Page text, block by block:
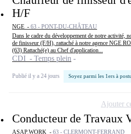
H/F
NGE - 63 - PONT-DU-CHÂTEAU
Dans le cadre du développement de notre activité,
de finisseur (F/H), rattaché à notre agence NGE
(63) Rattaché(e) au Chef d'application...
CDI - Temps plein
Publié il y a 24 jours Soyez parmi les 1ers à
Conducteur de Travaux
ASAP.WORK - 63 - CLERMONT-FERRAND
Ajouter